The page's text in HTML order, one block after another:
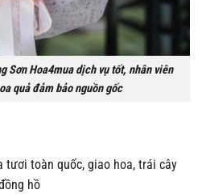
Sơn Hoa4mua dịch vụ tốt, nhân viên
quả đảm bảo nguồn gốc
tươi toàn quốc, giao hoa, trái cây
hồ